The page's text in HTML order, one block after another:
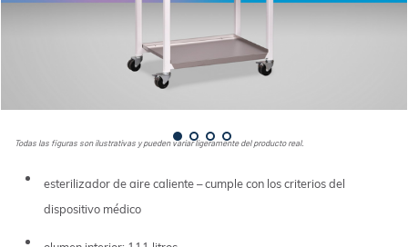
Todas las figuras son ilustrativas y pueden variar ligeramente del producto real.
esterilizador de aire caliente – cumple con los criterios del
dispositivo médico